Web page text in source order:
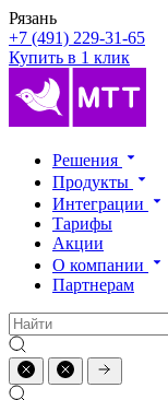
Рязань
+7 (491) 229-31-65
Купить в 1 клик
Решения
Продукты
Интеграции
Тарифы
Акции
О компании
Партнерам